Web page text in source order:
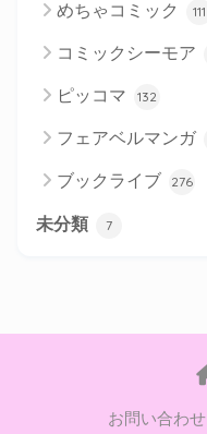
めちゃコミック 111
コミックシーモア
ピッコマ 132
フェアベルマンガ
ブックライブ 276
未分類 7
お問い合わせ